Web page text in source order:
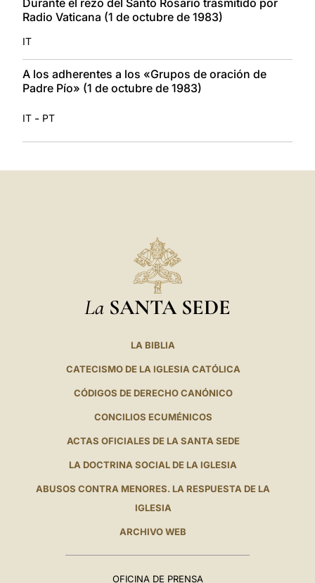
Radio Vaticana (1 de octubre de 1983)
IT
A los adherentes a los «Grupos de oración de
Padre Pío» (1 de octubre de 1983)
IT - PT
La SANTA SEDE
LA BIBLIA
CATECISMO DE LA IGLESIA CATÓLICA
CÓDIGOS DE DERECHO CANÓNICO
CONCILIOS ECUMÉNICOS
ACTAS OFICIALES DE LA SANTA SEDE
LA DOCTRINA SOCIAL DE LA IGLESIA
ABUSOS CONTRA MENORES. LA RESPUESTA DE LA
IGLESIA
ARCHIVO WEB
OFICINA DE PRENSA